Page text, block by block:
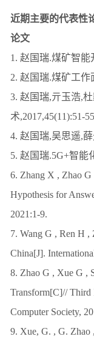
近期主要的代表性
论文
1. 赵国瑞.煤矿智能
2. 赵国瑞.煤矿工作
3. 赵国瑞,亓玉浩,
术,2017,45(11):51-
4. 赵国瑞,吴思遥,
5. 赵国瑞.5G+智能
6. Zhang X , Zhao
Hypothesis for
2021:1-9.
7. Wang G , Ren H ,
China[J].
8. Zhao G , Xue G ,
Transform[C]// Third
Computer Society,
9. Xue, G. , G. Zhao